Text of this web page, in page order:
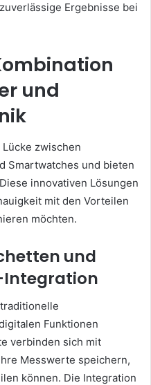
Ergebnisse bei
und
zwischen
Smartwatches und bieten
innovativen Lösungen
mit den Vorteilen
möchten.
und
Integration
Funktionen
verbinden sich mit
Messwerte speichern,
können. Die Integration